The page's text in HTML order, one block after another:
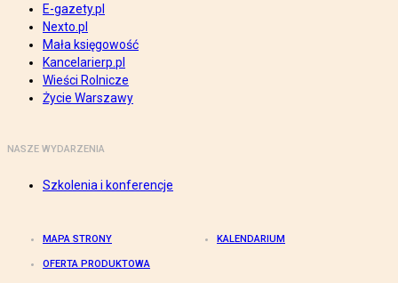
E-gazety.pl
Nexto.pl
Mała księgowość
Kancelarierp.pl
Wieści Rolnicze
Życie Warszawy
NASZE WYDARZENIA
Szkolenia i konferencje
MAPA STRONY KALENDARIUM
OFERTA PRODUKTOWA